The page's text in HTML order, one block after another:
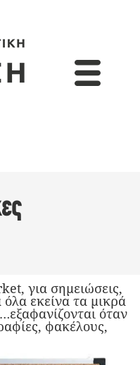
για σημειώσεις,
εκείνα τα μικρά
όταν
φακέλους,